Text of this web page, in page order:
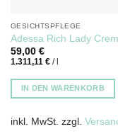
GESICHTSPFLEGE
Adessa Rich Lady
59,00 €
1.311,11 €/l
IN DEN WARENKORB
inkl. MwSt. zzgl.